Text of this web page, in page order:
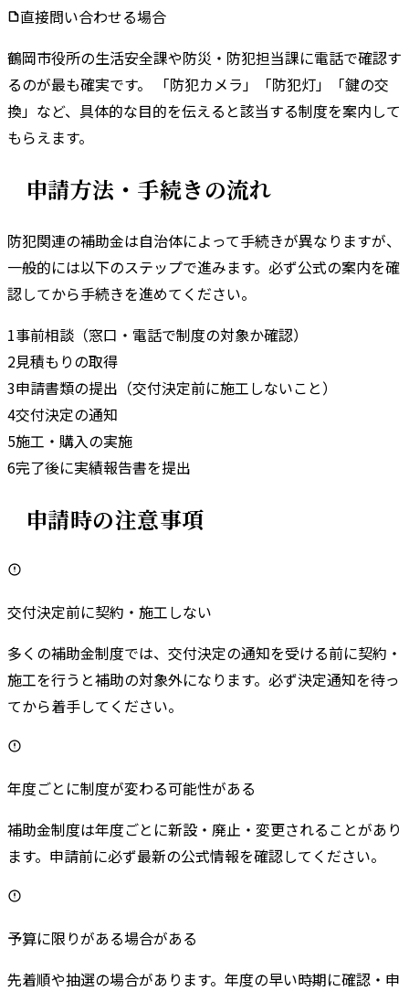
直接問い合わせる場合
鶴岡市役所の生活安全課や防災・防犯担当課に電話で確認す
るのが最も確実です。 「防犯カメラ」「防犯灯」「鍵の交
換」など、具体的な目的を伝えると該当する制度を案内して
もらえます。
申請方法・手続きの流れ
防犯関連の補助金は自治体によって手続きが異なりますが、
一般的には以下のステップで進みます。 必ず公式の案内を確
認してから手続きを進めてください。
1事前相談（窓口・電話で制度の対象か確認）
2見積もりの取得
3申請書類の提出（交付決定前に施工しないこと）
4交付決定の通知
5施工・購入の実施
6完了後に実績報告書を提出
申請時の注意事項
交付決定前に契約・施工しない
多くの補助金制度では、交付決定の通知を受ける前に契約・
施工を行うと補助の対象外になります。必ず決定通知を待っ
てから着手してください。
年度ごとに制度が変わる可能性がある
補助金制度は年度ごとに新設・廃止・変更されることがあり
ます。申請前に必ず最新の公式情報を確認してください。
予算に限りがある場合がある
先着順や抽選の場合があります。年度の早い時期に確認・申